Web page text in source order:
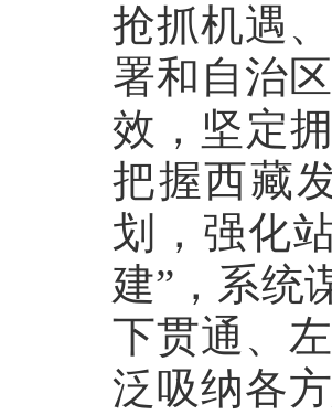
抢抓机遇
署和自治
效，坚定
把握西藏
划，强化
建”，系统
下贯通、
泛吸纳各